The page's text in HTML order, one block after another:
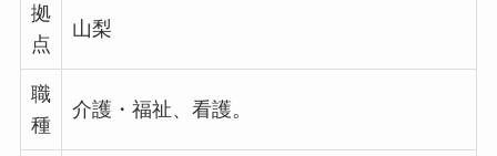
拠
点
山梨
職
種
介護・福祉、看護。